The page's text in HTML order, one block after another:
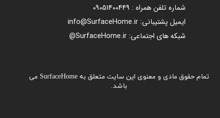
شماره تلفن همراه : 09051400449
ایمیل پشتیبانی: info@SurfaceHome.ir
شبکه های اجتماعی: SurfaceHome.ir@
تمام حقوق مادی و معنوی این سایت متعلق به SurfaceHome می
باشد.